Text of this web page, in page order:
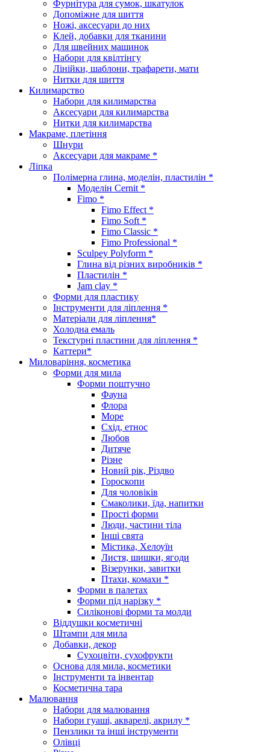
Фурнітура для сумок, шкатулок
Допоміжне для шиття
Ножі, аксесуари до них
Клей, добавки для тканини
Для швейних машинок
Набори для квілтінгу
Лінійки, шаблони, трафарети, мати
Нитки для шиття
Килимарство
Набори для килимарства
Аксесуари для килимарства
Нитки для килимарства
Макраме, плетіння
Шнури
Аксесуари для макраме *
Ліпка
Полімерна глина, моделін, пластилін *
Моделін Cernit *
Fimo *
Fimo Effect *
Fimo Soft *
Fimo Classic *
Fimo Professional *
Sculpey Polyform *
Глина від різних виробників *
Пластилін *
Jam clay *
Форми для пластику
Інструменти для ліплення *
Матеріали для ліплення*
Холодна емаль
Текстурні пластини для ліплення *
Каттери*
Миловаріння, косметика
Форми для мила
Форми поштучно
Фауна
Флора
Море
Схід, етнос
Любов
Дитяче
Різне
Новий рік, Різдво
Гороскопи
Для чоловіків
Смаколики, їда, напитки
Прості форми
Люди, частини тіла
Інші свята
Містика, Хелоуїн
Листя, шишки, ягоди
Візерунки, завитки
Птахи, комахи *
Форми в палетах
Форми під нарізку *
Силіконові форми та молди
Віддушки косметичні
Штампи для мила
Добавки, декор
Сухоцвіти, сухофрукти
Основа для мила, косметики
Інструменти та інвентар
Косметична тара
Малювання
Набори для малювання
Набори гуаші, акварелі, акрилу *
Пензлики та інші інструменти
Олівці